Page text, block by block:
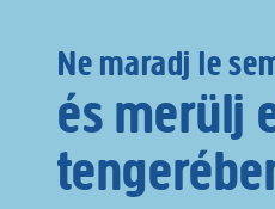
Ne maradj le
és merülj